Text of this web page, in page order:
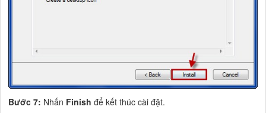
Bước 7: Nhấn Finish để kết thúc cài đặt.